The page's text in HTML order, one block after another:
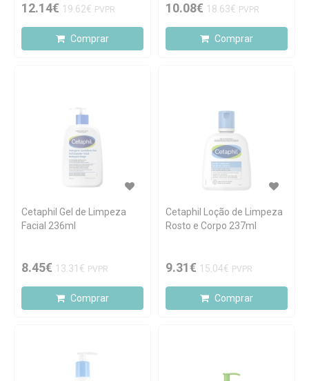
12.14€ 19.62€ PVPR
Comprar
10.08€ 18.63€ PVPR
Comprar
Cetaphil Gel de Limpeza
Facial 236ml
8.45€ 13.31€ PVPR
Comprar
Cetaphil Loção de Limpeza
Rosto e Corpo 237ml
9.31€ 15.04€ PVPR
Comprar